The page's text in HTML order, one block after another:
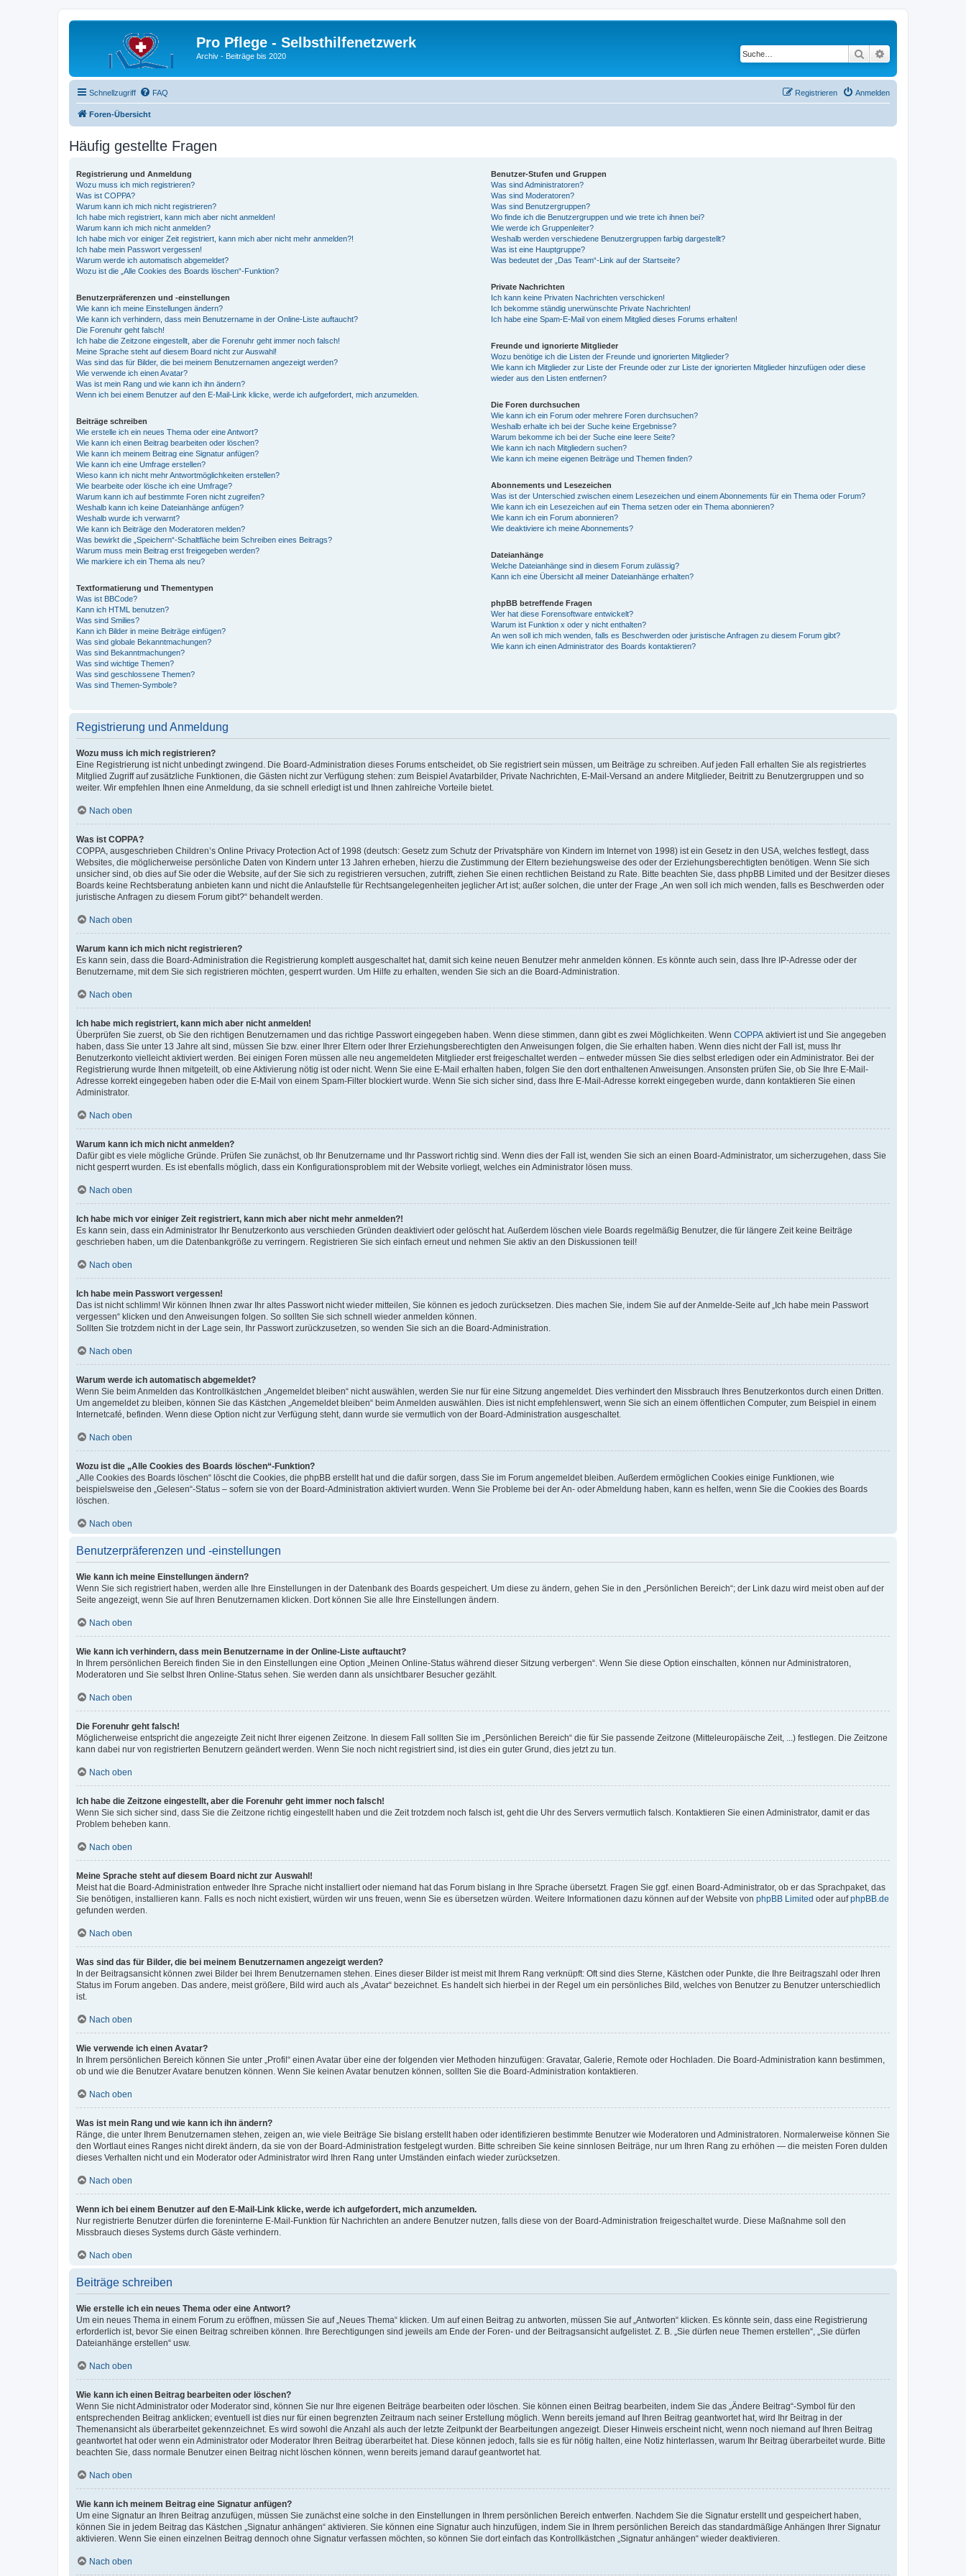
Pro Pflege - Selbsthilfenetzwerk
Archiv - Beiträge bis 2020 Suche
Schnellzugriff FAQ Anmelden
Registrieren
Foren-Übersicht
Häufig gestellte Fragen
Registrierung und Anmeldung
Wozu muss ich mich registrieren?
Was ist COPPA?
Warum kann ich mich nicht registrieren?
Ich habe mich registriert, kann mich aber nicht anmelden!
Warum kann ich mich nicht anmelden?
Ich habe mich vor einiger Zeit registriert, kann mich aber nicht mehr anmelden?!
Ich habe mein Passwort vergessen!
Warum werde ich automatisch abgemeldet?
Wozu ist die „Alle Cookies des Boards löschen“-Funktion?
Benutzerpräferenzen und -einstellungen
Wie kann ich meine Einstellungen ändern?
Wie kann ich verhindern, dass mein Benutzername in der Online-Liste auftaucht?
Die Forenuhr geht falsch!
Ich habe die Zeitzone eingestellt, aber die Forenuhr geht immer noch falsch!
Meine Sprache steht auf diesem Board nicht zur Auswahl!
Was sind das für Bilder, die bei meinem Benutzernamen angezeigt werden?
Wie verwende ich einen Avatar?
Was ist mein Rang und wie kann ich ihn ändern?
Wenn ich bei einem Benutzer auf den E-Mail-Link klicke, werde ich aufgefordert, mich anzumelden.
Beiträge schreiben
Wie erstelle ich ein neues Thema oder eine Antwort?
Wie kann ich einen Beitrag bearbeiten oder löschen?
Wie kann ich meinem Beitrag eine Signatur anfügen?
Wie kann ich eine Umfrage erstellen?
Wieso kann ich nicht mehr Antwortmöglichkeiten erstellen?
Wie bearbeite oder lösche ich eine Umfrage?
Warum kann ich auf bestimmte Foren nicht zugreifen?
Weshalb kann ich keine Dateianhänge anfügen?
Weshalb wurde ich verwarnt?
Wie kann ich Beiträge den Moderatoren melden?
Was bewirkt die „Speichern“-Schaltfläche beim Schreiben eines Beitrags?
Warum muss mein Beitrag erst freigegeben werden?
Wie markiere ich ein Thema als neu?
Textformatierung und Thementypen
Was ist BBCode?
Kann ich HTML benutzen?
Was sind Smilies?
Kann ich Bilder in meine Beiträge einfügen?
Was sind globale Bekanntmachungen?
Was sind Bekanntmachungen?
Was sind wichtige Themen?
Was sind geschlossene Themen?
Was sind Themen-Symbole?
Benutzer-Stufen und Gruppen
Was sind Administratoren?
Was sind Moderatoren?
Was sind Benutzergruppen?
Wo finde ich die Benutzergruppen und wie trete ich ihnen bei?
Wie werde ich Gruppenleiter?
Weshalb werden verschiedene Benutzergruppen farbig dargestellt?
Was ist eine Hauptgruppe?
Was bedeutet der „Das Team“-Link auf der Startseite?
Private Nachrichten
Ich kann keine Privaten Nachrichten verschicken!
Ich bekomme ständig unerwünschte Private Nachrichten!
Ich habe eine Spam-E-Mail von einem Mitglied dieses Forums erhalten!
Freunde und ignorierte Mitglieder
Wozu benötige ich die Listen der Freunde und ignorierten Mitglieder?
Wie kann ich Mitglieder zur Liste der Freunde oder zur Liste der ignorierten Mitglieder hinzufügen oder diese
wieder aus den Listen entfernen?
Die Foren durchsuchen
Wie kann ich ein Forum oder mehrere Foren durchsuchen?
Weshalb erhalte ich bei der Suche keine Ergebnisse?
Warum bekomme ich bei der Suche eine leere Seite?
Wie kann ich nach Mitgliedern suchen?
Wie kann ich meine eigenen Beiträge und Themen finden?
Abonnements und Lesezeichen
Was ist der Unterschied zwischen einem Lesezeichen und einem Abonnements für ein Thema oder Forum?
Wie kann ich ein Lesezeichen auf ein Thema setzen oder ein Thema abonnieren?
Wie kann ich ein Forum abonnieren?
Wie deaktiviere ich meine Abonnements?
Dateianhänge
Welche Dateianhänge sind in diesem Forum zulässig?
Kann ich eine Übersicht all meiner Dateianhänge erhalten?
phpBB betreffende Fragen
Wer hat diese Forensoftware entwickelt?
Warum ist Funktion x oder y nicht enthalten?
An wen soll ich mich wenden, falls es Beschwerden oder juristische Anfragen zu diesem Forum gibt?
Wie kann ich einen Administrator des Boards kontaktieren?
Registrierung und Anmeldung
Wozu muss ich mich registrieren?
Eine Registrierung ist nicht unbedingt zwingend. Die Board-Administration dieses Forums entscheidet, ob Sie registriert sein müssen, um Beiträge zu schreiben. Auf jeden Fall erhalten Sie als registriertes
Mitglied Zugriff auf zusätzliche Funktionen, die Gästen nicht zur Verfügung stehen: zum Beispiel Avatarbilder, Private Nachrichten, E-Mail-Versand an andere Mitglieder, Beitritt zu Benutzergruppen und so
weiter. Wir empfehlen Ihnen eine Anmeldung, da sie schnell erledigt ist und Ihnen zahlreiche Vorteile bietet.
Nach oben
Was ist COPPA?
COPPA, ausgeschrieben Children’s Online Privacy Protection Act of 1998 (deutsch: Gesetz zum Schutz der Privatsphäre von Kindern im Internet von 1998) ist ein Gesetz in den USA, welches festlegt, dass
Websites, die möglicherweise persönliche Daten von Kindern unter 13 Jahren erheben, hierzu die Zustimmung der Eltern beziehungsweise des oder der Erziehungsberechtigten benötigen. Wenn Sie sich
unsicher sind, ob dies auf Sie oder die Website, auf der Sie sich zu registrieren versuchen, zutrifft, ziehen Sie einen rechtlichen Beistand zu Rate. Bitte beachten Sie, dass phpBB Limited und der Besitzer dieses
Boards keine Rechtsberatung anbieten kann und nicht die Anlaufstelle für Rechtsangelegenheiten jeglicher Art ist; außer solchen, die unter der Frage „An wen soll ich mich wenden, falls es Beschwerden oder
juristische Anfragen zu diesem Forum gibt?“ behandelt werden.
Nach oben
Warum kann ich mich nicht registrieren?
Es kann sein, dass die Board-Administration die Registrierung komplett ausgeschaltet hat, damit sich keine neuen Benutzer mehr anmelden können. Es könnte auch sein, dass Ihre IP-Adresse oder der
Benutzername, mit dem Sie sich registrieren möchten, gesperrt wurden. Um Hilfe zu erhalten, wenden Sie sich an die Board-Administration.
Nach oben
Ich habe mich registriert, kann mich aber nicht anmelden!
Überprüfen Sie zuerst, ob Sie den richtigen Benutzernamen und das richtige Passwort eingegeben haben. Wenn diese stimmen, dann gibt es zwei Möglichkeiten. Wenn COPPA aktiviert ist und Sie angegeben
haben, dass Sie unter 13 Jahre alt sind, müssen Sie bzw. einer Ihrer Eltern oder Ihrer Erziehungsberechtigten den Anweisungen folgen, die Sie erhalten haben. Wenn dies nicht der Fall ist, muss Ihr
Benutzerkonto vielleicht aktiviert werden. Bei einigen Foren müssen alle neu angemeldeten Mitglieder erst freigeschaltet werden – entweder müssen Sie dies selbst erledigen oder ein Administrator. Bei der
Registrierung wurde Ihnen mitgeteilt, ob eine Aktivierung nötig ist oder nicht. Wenn Sie eine E-Mail erhalten haben, folgen Sie den dort enthaltenen Anweisungen. Ansonsten prüfen Sie, ob Sie Ihre E-Mail-
Adresse korrekt eingegeben haben oder die E-Mail von einem Spam-Filter blockiert wurde. Wenn Sie sich sicher sind, dass Ihre E-Mail-Adresse korrekt eingegeben wurde, dann kontaktieren Sie einen
Administrator.
Nach oben
Warum kann ich mich nicht anmelden?
Dafür gibt es viele mögliche Gründe. Prüfen Sie zunächst, ob Ihr Benutzername und Ihr Passwort richtig sind. Wenn dies der Fall ist, wenden Sie sich an einen Board-Administrator, um sicherzugehen, dass Sie
nicht gesperrt wurden. Es ist ebenfalls möglich, dass ein Konfigurationsproblem mit der Website vorliegt, welches ein Administrator lösen muss.
Nach oben
Ich habe mich vor einiger Zeit registriert, kann mich aber nicht mehr anmelden?!
Es kann sein, dass ein Administrator Ihr Benutzerkonto aus verschieden Gründen deaktiviert oder gelöscht hat. Außerdem löschen viele Boards regelmäßig Benutzer, die für längere Zeit keine Beiträge
geschrieben haben, um die Datenbankgröße zu verringern. Registrieren Sie sich einfach erneut und nehmen Sie aktiv an den Diskussionen teil!
Nach oben
Ich habe mein Passwort vergessen!
Das ist nicht schlimm! Wir können Ihnen zwar Ihr altes Passwort nicht wieder mitteilen, Sie können es jedoch zurücksetzen. Dies machen Sie, indem Sie auf der Anmelde-Seite auf „Ich habe mein Passwort
vergessen“ klicken und den Anweisungen folgen. So sollten Sie sich schnell wieder anmelden können.
Sollten Sie trotzdem nicht in der Lage sein, Ihr Passwort zurückzusetzen, so wenden Sie sich an die Board-Administration.
Nach oben
Warum werde ich automatisch abgemeldet?
Wenn Sie beim Anmelden das Kontrollkästchen „Angemeldet bleiben“ nicht auswählen, werden Sie nur für eine Sitzung angemeldet. Dies verhindert den Missbrauch Ihres Benutzerkontos durch einen Dritten.
Um angemeldet zu bleiben, können Sie das Kästchen „Angemeldet bleiben“ beim Anmelden auswählen. Dies ist nicht empfehlenswert, wenn Sie sich an einem öffentlichen Computer, zum Beispiel in einem
Internetcafé, befinden. Wenn diese Option nicht zur Verfügung steht, dann wurde sie vermutlich von der Board-Administration ausgeschaltet.
Nach oben
Wozu ist die „Alle Cookies des Boards löschen“-Funktion?
„Alle Cookies des Boards löschen“ löscht die Cookies, die phpBB erstellt hat und die dafür sorgen, dass Sie im Forum angemeldet bleiben. Außerdem ermöglichen Cookies einige Funktionen, wie
beispielsweise den „Gelesen“-Status – sofern sie von der Board-Administration aktiviert wurden. Wenn Sie Probleme bei der An- oder Abmeldung haben, kann es helfen, wenn Sie die Cookies des Boards
löschen.
Nach oben
Benutzerpräferenzen und -einstellungen
Wie kann ich meine Einstellungen ändern?
Wenn Sie sich registriert haben, werden alle Ihre Einstellungen in der Datenbank des Boards gespeichert. Um diese zu ändern, gehen Sie in den „Persönlichen Bereich“; der Link dazu wird meist oben auf der
Seite angezeigt, wenn Sie auf Ihren Benutzernamen klicken. Dort können Sie alle Ihre Einstellungen ändern.
Nach oben
Wie kann ich verhindern, dass mein Benutzername in der Online-Liste auftaucht?
In Ihrem persönlichen Bereich finden Sie in den Einstellungen eine Option „Meinen Online-Status während dieser Sitzung verbergen“. Wenn Sie diese Option einschalten, können nur Administratoren,
Moderatoren und Sie selbst Ihren Online-Status sehen. Sie werden dann als unsichtbarer Besucher gezählt.
Nach oben
Die Forenuhr geht falsch!
Möglicherweise entspricht die angezeigte Zeit nicht Ihrer eigenen Zeitzone. In diesem Fall sollten Sie im „Persönlichen Bereich“ die für Sie passende Zeitzone (Mitteleuropäische Zeit, ...) festlegen. Die Zeitzone
kann dabei nur von registrierten Benutzern geändert werden. Wenn Sie noch nicht registriert sind, ist dies ein guter Grund, dies jetzt zu tun.
Nach oben
Ich habe die Zeitzone eingestellt, aber die Forenuhr geht immer noch falsch!
Wenn Sie sich sicher sind, dass Sie die Zeitzone richtig eingestellt haben und die Zeit trotzdem noch falsch ist, geht die Uhr des Servers vermutlich falsch. Kontaktieren Sie einen Administrator, damit er das
Problem beheben kann.
Nach oben
Meine Sprache steht auf diesem Board nicht zur Auswahl!
Meist hat die Board-Administration entweder Ihre Sprache nicht installiert oder niemand hat das Forum bislang in Ihre Sprache übersetzt. Fragen Sie ggf. einen Board-Administrator, ob er das Sprachpaket, das
Sie benötigen, installieren kann. Falls es noch nicht existiert, würden wir uns freuen, wenn Sie es übersetzen würden. Weitere Informationen dazu können auf der Website von phpBB Limited oder aufphpBB.de
gefunden werden.
Nach oben
Was sind das für Bilder, die bei meinem Benutzernamen angezeigt werden?
In der Beitragsansicht können zwei Bilder bei Ihrem Benutzernamen stehen. Eines dieser Bilder ist meist mit Ihrem Rang verknüpft: Oft sind dies Sterne, Kästchen oder Punkte, die Ihre Beitragszahl oder Ihren
Status im Forum angeben. Das andere, meist größere, Bild wird auch als „Avatar“ bezeichnet. Es handelt sich hierbei in der Regel um ein persönliches Bild, welches von Benutzer zu Benutzer unterschiedlich
ist.
Nach oben
Wie verwende ich einen Avatar?
In Ihrem persönlichen Bereich können Sie unter „Profil“ einen Avatar über eine der folgenden vier Methoden hinzufügen: Gravatar, Galerie, Remote oder Hochladen. Die Board-Administration kann bestimmen,
ob und wie die Benutzer Avatare benutzen können. Wenn Sie keinen Avatar benutzen können, sollten Sie die Board-Administration kontaktieren.
Nach oben
Was ist mein Rang und wie kann ich ihn ändern?
Ränge, die unter Ihrem Benutzernamen stehen, zeigen an, wie viele Beiträge Sie bislang erstellt haben oder identifizieren bestimmte Benutzer wie Moderatoren und Administratoren. Normalerweise können Sie
den Wortlaut eines Ranges nicht direkt ändern, da sie von der Board-Administration festgelegt wurden. Bitte schreiben Sie keine sinnlosen Beiträge, nur um Ihren Rang zu erhöhen — die meisten Foren dulden
dieses Verhalten nicht und ein Moderator oder Administrator wird Ihren Rang unter Umständen einfach wieder zurücksetzen.
Nach oben
Wenn ich bei einem Benutzer auf den E-Mail-Link klicke, werde ich aufgefordert, mich anzumelden.
Nur registrierte Benutzer dürfen die foreninterne E-Mail-Funktion für Nachrichten an andere Benutzer nutzen, falls diese von der Board-Administration freigeschaltet wurde. Diese Maßnahme soll den
Missbrauch dieses Systems durch Gäste verhindern.
Nach oben
Beiträge schreiben
Wie erstelle ich ein neues Thema oder eine Antwort?
Um ein neues Thema in einem Forum zu eröffnen, müssen Sie auf „Neues Thema“ klicken. Um auf einen Beitrag zu antworten, müssen Sie auf „Antworten“ klicken. Es könnte sein, dass eine Registrierung
erforderlich ist, bevor Sie einen Beitrag schreiben können. Ihre Berechtigungen sind jeweils am Ende der Foren- und der Beitragsansicht aufgelistet. Z. B. „Sie dürfen neue Themen erstellen“, „Sie dürfen
Dateianhänge erstellen“ usw.
Nach oben
Wie kann ich einen Beitrag bearbeiten oder löschen?
Wenn Sie nicht Administrator oder Moderator sind, können Sie nur Ihre eigenen Beiträge bearbeiten oder löschen. Sie können einen Beitrag bearbeiten, indem Sie das „Ändere Beitrag“-Symbol für den
entsprechenden Beitrag anklicken; eventuell ist dies nur für einen begrenzten Zeitraum nach seiner Erstellung möglich. Wenn bereits jemand auf Ihren Beitrag geantwortet hat, wird Ihr Beitrag in der
Themenansicht als überarbeitet gekennzeichnet. Es wird sowohl die Anzahl als auch der letzte Zeitpunkt der Bearbeitungen angezeigt. Dieser Hinweis erscheint nicht, wenn noch niemand auf Ihren Beitrag
geantwortet hat oder wenn ein Administrator oder Moderator Ihren Beitrag überarbeitet hat. Diese können jedoch, falls sie es für nötig halten, eine Notiz hinterlassen, warum Ihr Beitrag überarbeitet wurde. Bitte
beachten Sie, dass normale Benutzer einen Beitrag nicht löschen können, wenn bereits jemand darauf geantwortet hat.
Nach oben
Wie kann ich meinem Beitrag eine Signatur anfügen?
Um eine Signatur an Ihren Beitrag anzufügen, müssen Sie zunächst eine solche in den Einstellungen in Ihrem persönlichen Bereich entwerfen. Nachdem Sie die Signatur erstellt und gespeichert haben,
können Sie in jedem Beitrag das Kästchen „Signatur anhängen“ aktivieren. Sie können eine Signatur auch hinzufügen, indem Sie in Ihrem persönlichen Bereich das standardmäßige Anhängen Ihrer Signatur
aktivieren. Wenn Sie einen einzelnen Beitrag dennoch ohne Signatur verfassen möchten, so können Sie dort einfach das Kontrollkästchen „Signatur anhängen“ wieder deaktivieren.
Nach oben